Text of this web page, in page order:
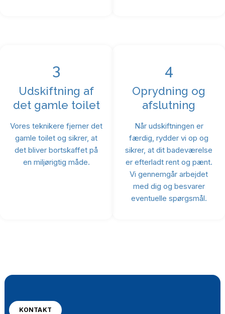
3
Udskiftning af
det gamle toilet
Vores teknikere fjerner det
gamle toilet og sikrer, at
det bliver bortskaffet på
en miljørigtig måde.
4
Oprydning og
afslutning
Når udskiftningen er
færdig, rydder vi op og
sikrer, at dit badeværelse
er efterladt rent og pænt.
Vi gennemgår arbejdet
med dig og besvarer
eventuelle spørgsmål.
KONTAKT